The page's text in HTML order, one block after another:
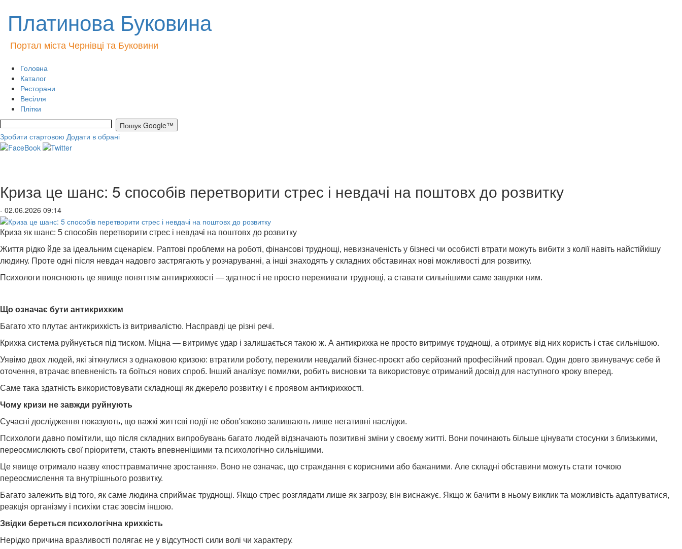
Платинова Буковина
Портал міста Чернівці та Буковини
Головна
Каталог
Ресторани
Весілля
Плітки
Зробити стартовою Додати в обрані
Криза це шанс: 5 способів перетворити стрес і невдачі на поштовх до розвитку
- 02.06.2026 09:14
Криза як шанс: 5 способів перетворити стрес і невдачі на поштовх до розвитку
Життя рідко йде за ідеальним сценарієм. Раптові проблеми на роботі, фінансові труднощі, невизначеність у бізнесі чи особисті втрати можуть вибити з колії навіть найстійкішу
людину. Проте одні після невдач надовго застрягають у розчаруванні, а інші знаходять у складних обставинах нові можливості для розвитку.
Психологи пояснюють це явище поняттям антикрихкості — здатності не просто переживати труднощі, а ставати сильнішими саме завдяки ним.
Що означає бути антикрихким
Багато хто плутає антикрихкість із витривалістю. Насправді це різні речі.
Крихка система руйнується під тиском. Міцна — витримує удар і залишається такою ж. А антикрихка не просто витримує труднощі, а отримує від них користь і стає сильнішою.
Уявімо двох людей, які зіткнулися з однаковою кризою: втратили роботу, пережили невдалий бізнес-проєкт або серйозний професійний провал. Один довго звинувачує себе й
оточення, втрачає впевненість та боїться нових спроб. Інший аналізує помилки, робить висновки та використовує отриманий досвід для наступного кроку вперед.
Саме така здатність використовувати складнощі як джерело розвитку і є проявом антикрихкості.
Чому кризи не завжди руйнують
Сучасні дослідження показують, що важкі життєві події не обов'язково залишають лише негативні наслідки.
Психологи давно помітили, що після складних випробувань багато людей відзначають позитивні зміни у своєму житті. Вони починають більше цінувати стосунки з близькими,
переосмислюють свої пріоритети, стають впевненішими та психологічно сильнішими.
Це явище отримало назву «посттравматичне зростання». Воно не означає, що страждання є корисними або бажаними. Але складні обставини можуть стати точкою
переосмислення та внутрішнього розвитку.
Багато залежить від того, як саме людина сприймає труднощі. Якщо стрес розглядати лише як загрозу, він виснажує. Якщо ж бачити в ньому виклик та можливість адаптуватися,
реакція організму і психіки стає зовсім іншою.
Звідки береться психологічна крихкість
Нерідко причина вразливості полягає не у відсутності сили волі чи характеру.